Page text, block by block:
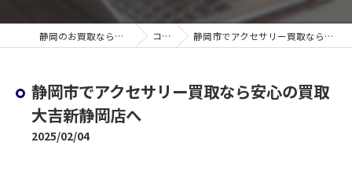
静岡のお買取なら買取大吉 新静岡店 コラム 静岡市でアクセサリー買取なら安心の買取大吉新静岡店へ
静岡市でアクセサリー買取なら安心の買取
大吉新静岡店へ
2025/02/04